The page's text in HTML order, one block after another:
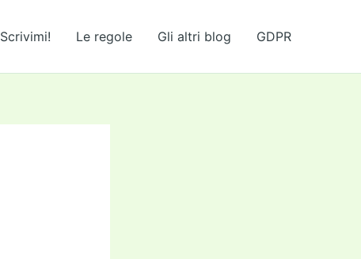
Scrivimi! Le regole Gli altri blog GDPR